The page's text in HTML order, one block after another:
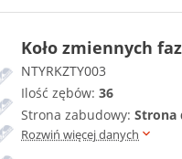
Koło zmiennych
NTYRKZTY003
Ilość zębów: 36
Strona zabudowy: Strona
Rozwiń więcej danych